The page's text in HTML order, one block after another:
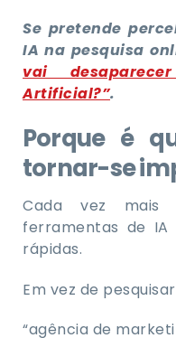
Se pretende
IA na pesquisa
vai
Artificial?”.
Porque é
tornar-se
Cada vez mais
ferramentas de
rápidas.
Em vez de
“agência de